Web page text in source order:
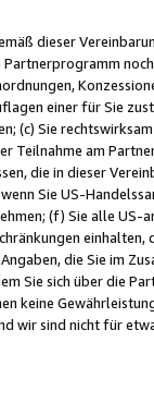
dieser
einer für Sie
(c) Sie
Teilnahme am
die in dieser
Sie US-
(f) Sie alle
die Sie im
Sie sich über die
keine
wir sind nicht für